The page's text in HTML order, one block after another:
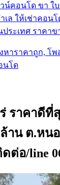
น์คอนโด ขา ใ
ล ให้เช่าคอน
ประเทศ ราคา
หาราคาถูก, โ
นโด
ราคาดีที่
าน ต.หน
อ/line